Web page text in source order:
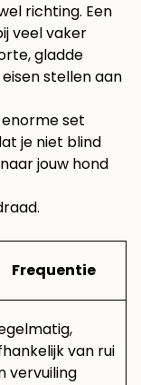
richting. Een
veel vaker
gladde
stellen aan
set
je niet blind
jouw hond
Frequentie
van rui
vervuiling